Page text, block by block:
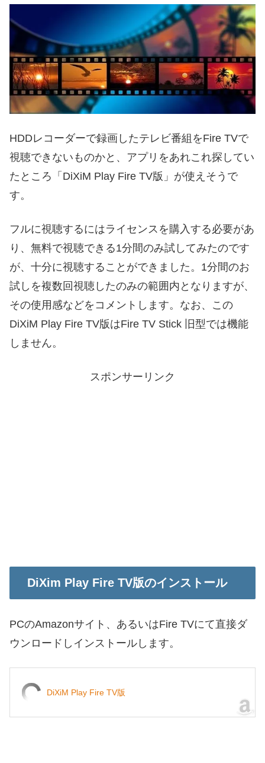
HDDレコーダーで録画したテレビ番組をFire TVで
視聴できないものかと、アプリをあれこれ探してい
たところ「DiXiM Play Fire TV版」が使えそうで
す。
フルに視聴するにはライセンスを購入する必要があ
り、無料で視聴できる1分間のみ試してみたのです
が、十分に視聴することができました。1分間のお
試しを複数回視聴したのみの範囲内となりますが、
その使用感などをコメントします。なお、この
DiXiM Play Fire TV版はFire TV Stick 旧型では機能
しません。
スポンサーリンク
DiXim Play Fire TV版のインストール
PCのAmazonサイト、あるいはFire TVにて直接ダ
ウンロードしインストールします。
DiXiM Play Fire TV版